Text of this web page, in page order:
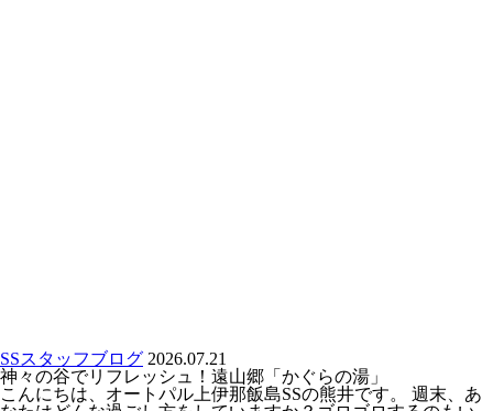
SSスタッフブログ 2026.07.21
神々の谷でリフレッシュ！遠山郷「かぐらの湯」
こんにちは、オートパル上伊那飯島SSの熊井です。 週末、あ